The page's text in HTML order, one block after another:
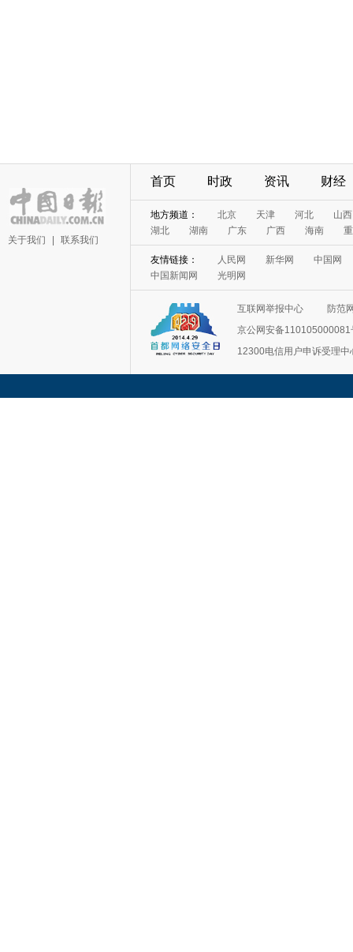
关于我们 联系我们
首页 时政 资讯 财经
地方频道： 北京 天津 河北
山西
湖北
湖南 广东 广西 海南
友情链接： 人民网 新华网
中国网
中国新闻网
光明网
互联网举报中心
防范
京公网安备110105000081
12300电信用户申诉受理中